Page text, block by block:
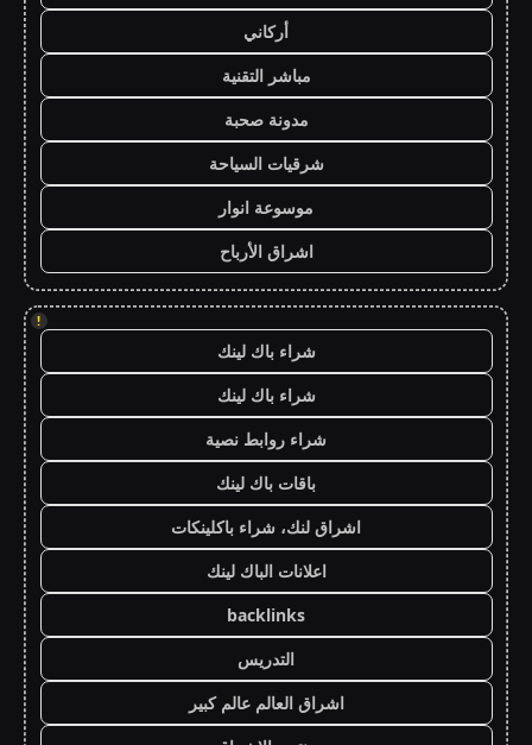
أركاني
مباشر التقنية
مدونة صحبة
شرقيات السياحة
موسوعة انوار
اشراق الأرباح
!
شراء باك لينك
شراء باك لينك
شراء روابط نصية
باقات باك لينك
اشراق لنك، شراء باكلينكات
اعلانات الباك لينك
backlinks
التدريس
اشراق العالم عالم كبير